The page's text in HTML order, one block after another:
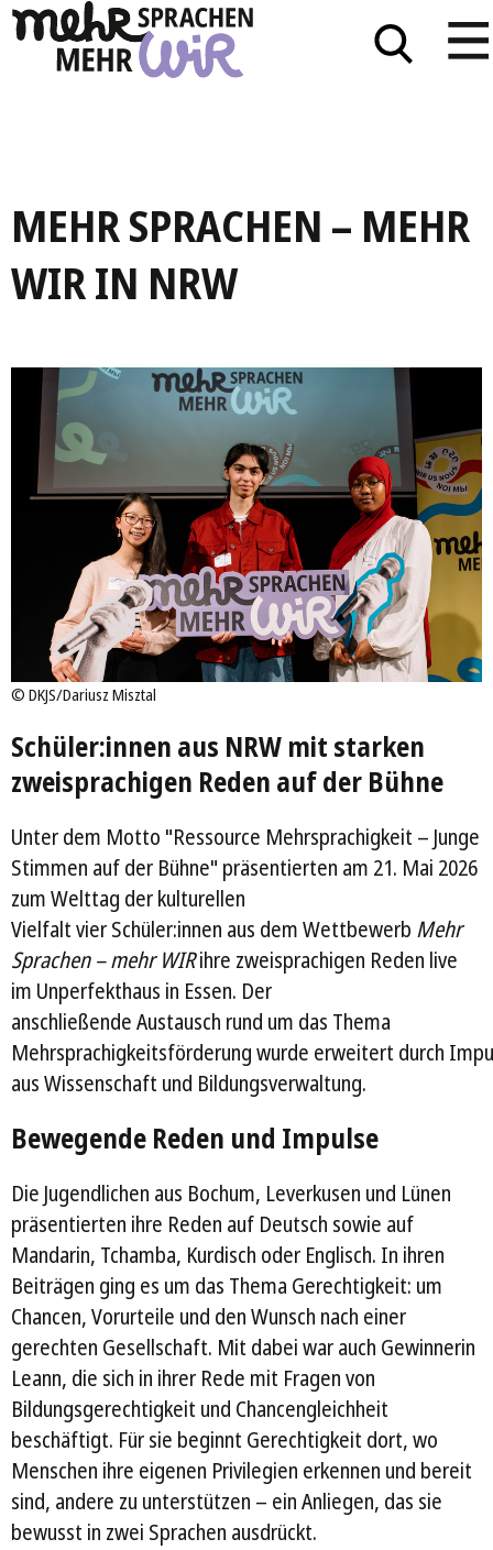
MEHR SPRACHEN – MEHR
WIR IN NRW
©DKJS/Dariusz Misztal
Schüler:innen aus NRW mit starken
zweisprachigen Reden auf der Bühne
Unter dem Motto "Ressource Mehrsprachigkeit – Junge
Stimmen auf der Bühne" präsentierten am 21. Mai 2026
zum Welttag der kulturellen
Vielfalt vier Schüler:innen aus dem Wettbewerb Mehr
Sprachen – mehr WIRihre zweisprachigen Reden live
im Unperfekthaus in Essen. Der
anschließende Austausch rund um das Thema
Mehrsprachigkeitsförderung wurde erweitert durch
aus Wissenschaft und Bildungsverwaltung.
Bewegende Reden und Impulse
Die Jugendlichen aus Bochum, Leverkusen und Lünen
präsentierten ihre Reden auf Deutsch sowie auf
Mandarin, Tchamba, Kurdisch oder Englisch. In ihren
Beiträgen ging es um das Thema Gerechtigkeit: um
Chancen, Vorurteile und den Wunsch nach einer
gerechten Gesellschaft. Mit dabei war auch Gewinnerin
Leann, die sich in ihrer Rede mit Fragen von
Bildungsgerechtigkeit und Chancengleichheit
beschäftigt. Für sie beginnt Gerechtigkeit dort, wo
Menschen ihre eigenen Privilegien erkennen und bereit
sind, andere zu unterstützen – ein Anliegen, das sie
bewusst in zwei Sprachen ausdrückt.